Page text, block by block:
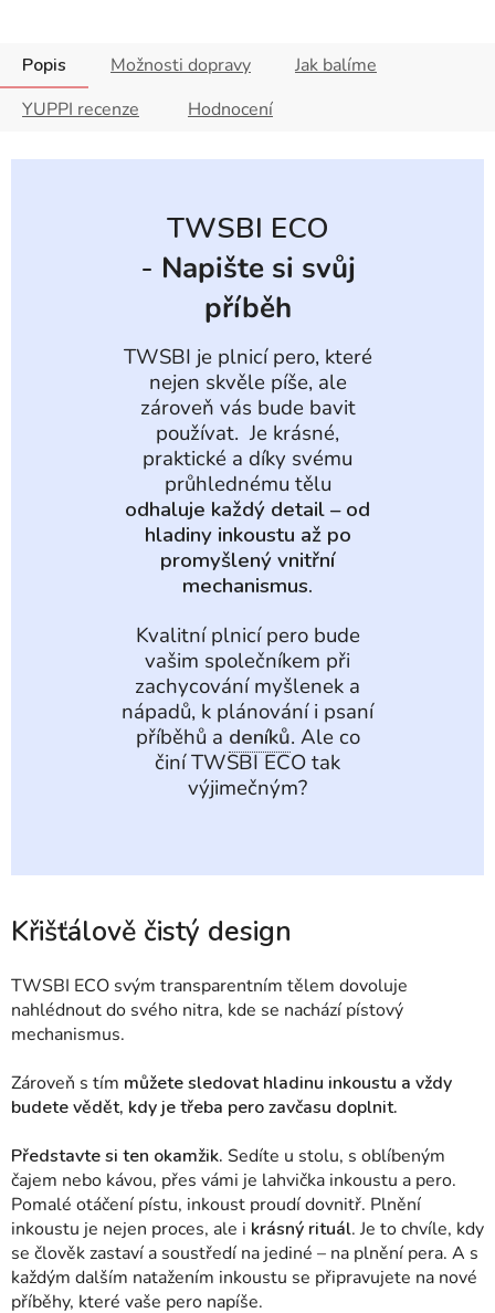
Popis Možnosti dopravy
Jak balíme
YUPPI recenze
Hodnocení
TWSBI ECO
- Napište si svůj
příběh
TWSBI je plnicí pero, které
nejen skvěle píše, ale
zároveň vás bude bavit
používat. Je krásné,
praktické a díky svému
průhlednému tělu
odhaluje každý detail – od
hladiny inkoustu až po
promyšlený vnitřní
mechanismus.
Kvalitní plnicí pero bude
vašim společníkem při
zachycování myšlenek a
nápadů, k plánování i psaní
příběhů a deníků. Ale co
činí TWSBI ECO tak
výjimečným?
Křišťálově čistý design
TWSBI ECO svým transparentním tělem dovoluje
nahlédnout do svého nitra, kde se nachází pístový
mechanismus.
Zároveň s tím můžetesledovat hladinu inkoustu a vždy
budete vědět, kdy je třeba pero zavčasu doplnit.
Představte si ten okamžik. Sedíte u stolu, s oblíbeným
čajem nebo kávou, přes vámi je lahvička inkoustu a pero.
Pomalé otáčení pístu, inkoust proudí dovnitř. Plnění
inkoustu je nejen proces, ale i krásný rituál. Je to chvíle, kdy
se člověk zastaví a soustředí na jediné – na plnění pera. A s
každým dalším natažením inkoustu se připravujete na nové
příběhy, které vaše pero napíše.